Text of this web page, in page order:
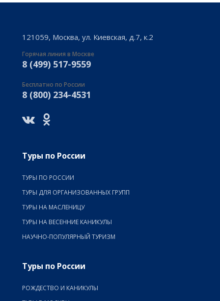
121059, Москва, ул. Киевская, д.7, к.2
Горячая линия в Москве
8 (499) 517-9559
Бесплатно по России
8 (800) 234-4531
Туры по России
ТУРЫ ПО РОССИИ
ТУРЫ ДЛЯ ОРГАНИЗОВАННЫХ ГРУПП
ТУРЫ НА МАСЛЕНИЦУ
ТУРЫ НА ВЕСЕННИЕ КАНИКУЛЫ
НАУЧНО-ПОПУЛЯРНЫЙ ТУРИЗМ
Туры по России
РОЖДЕСТВО И КАНИКУЛЫ